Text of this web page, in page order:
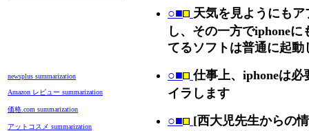
newsplus summarization
Amazon レビュー summarization
価格.com summarization
アットコスメ summarization
○■ 天気を見ようにも
し、その一方でiphone
てるソフトは普通に起動
○■ 仕事上、iphoneは
イラします
○■ [西大児先生からの